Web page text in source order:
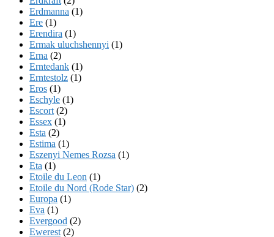
Erdmanna (1)
Ere (1)
Erendira (1)
Ermak uluchshennyi (1)
Erna (2)
Erntedank (1)
Erntestolz (1)
Eros (1)
Eschyle (1)
Escort (2)
Essex (1)
Esta (2)
Estima (1)
Eszenyi Nemes Rozsa (1)
Eta (1)
Etoile du Leon (1)
Etoile du Nord (Rode Star) (2)
Europa (1)
Eva (1)
Evergood (2)
Ewerest (2)